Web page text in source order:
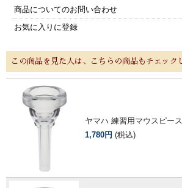
商品についてのお問い合わせ
お気に入りに登録
この商品を見た人は、こちらの商品もチェック
ヤマハ 練習用マウスピー
1,780円 (税込)